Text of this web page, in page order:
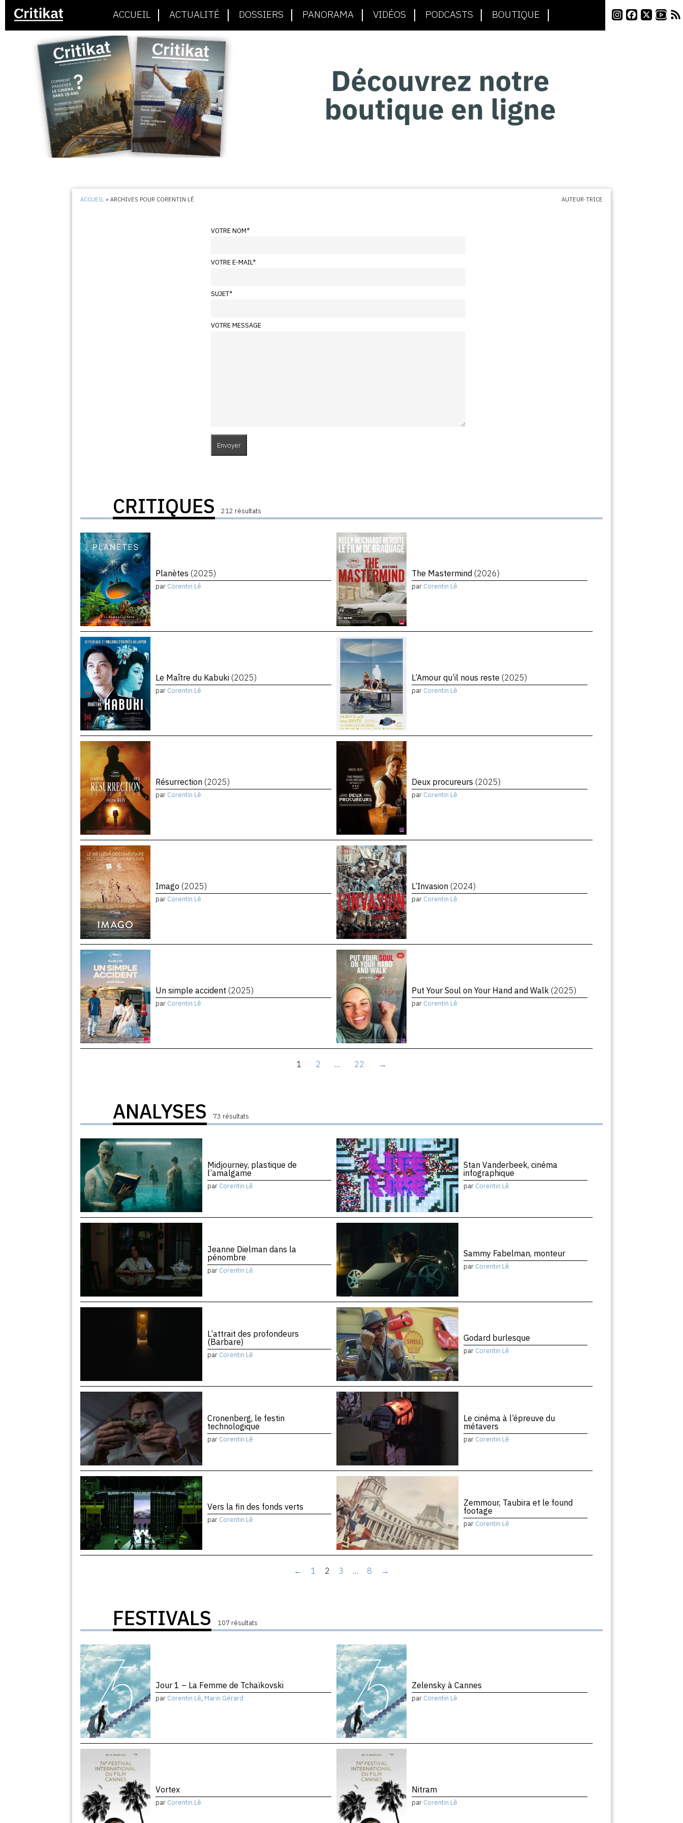
ACCUEIL ACTUALITÉ DOSSIERS PANORAMA VIDÉOS PODCASTS BOUTIQUE
ACCUEIL »ARCHIVES POUR CORENTIN LÊ AUTEUR·TRICE
VOTRE NOM*
VOTRE E-MAIL*
SUJET*
VOTRE MESSAGE
CRITIQUES 212 résultats
Planètes (2025)
par Corentin Lê
The Mastermind (2026)
par Corentin Lê
Le Maître du Kabuki (2025)
par Corentin Lê
L’Amour qu’il nous reste (2025)
par Corentin Lê
Résurrection (2025)
par Corentin Lê
Deux procureurs (2025)
par Corentin Lê
Imago (2025)
par Corentin Lê
L’Invasion (2024)
par Corentin Lê
Un simple accident (2025)
par Corentin Lê
Put Your Soul on Your Hand and Walk (2025)
par Corentin Lê
1 2 … 22 →
ANALYSES 73 résultats
Midjourney, plastique de
l’amalgame
par Corentin Lê
Stan Vanderbeek, cinéma
infographique
par Corentin Lê
Jeanne Dielman dans la
pénombre
par Corentin Lê
Sammy Fabelman, monteur
par Corentin Lê
L’attrait des profondeurs
(Barbare)
par Corentin Lê
Godard burlesque
par Corentin Lê
Cronenberg, le festin
technologique
par Corentin Lê
Le cinéma à l’épreuve du
métavers
par Corentin Lê
Vers la fin des fonds verts
par Corentin Lê
Zemmour, Taubira et le found
footage
par Corentin Lê
← 1 2 3 … 8 →
FESTIVALS 107 résultats
Jour 1 – La Femme de Tchaïkovski
par Corentin Lê, Marin Gérard
Zelensky à Cannes
par Corentin Lê
Vortex
par Corentin Lê
Nitram
par Corentin Lê